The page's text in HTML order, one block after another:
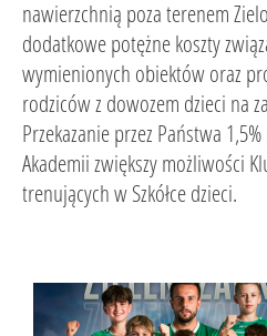
nawierzchnią poza terenem
dodatkowe potężne koszty
wymienionych obiektów oraz
rodziców z dowozem dzieci na
Przekazanie przez Państwa
Akademii zwiększy możliwości
trenujących w Szkółce dzieci.